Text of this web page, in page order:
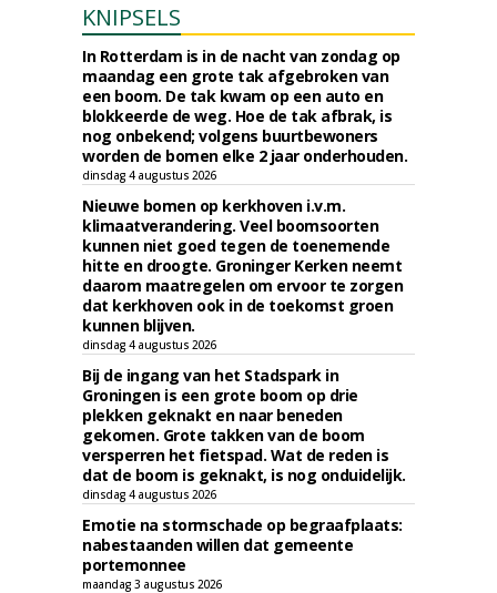
KNIPSELS
In Rotterdam is in de nacht van zondag op
maandag een grote tak afgebroken van
een boom. De tak kwam op een auto en
blokkeerde de weg. Hoe de tak afbrak, is
nog onbekend; volgens buurtbewoners
worden de bomen elke 2 jaar onderhouden.
dinsdag 4 augustus 2026
Nieuwe bomen op kerkhoven i.v.m.
klimaatverandering. Veel boomsoorten
kunnen niet goed tegen de toenemende
hitte en droogte. Groninger Kerken neemt
daarom maatregelen om ervoor te zorgen
dat kerkhoven ook in de toekomst groen
kunnen blijven.
dinsdag 4 augustus 2026
Bij de ingang van het Stadspark in
Groningen is een grote boom op drie
plekken geknakt en naar beneden
gekomen. Grote takken van de boom
versperren het fietspad. Wat de reden is
dat de boom is geknakt, is nog onduidelijk.
dinsdag 4 augustus 2026
Emotie na stormschade op begraafplaats:
nabestaanden willen dat gemeente
portemonnee
maandag 3 augustus 2026